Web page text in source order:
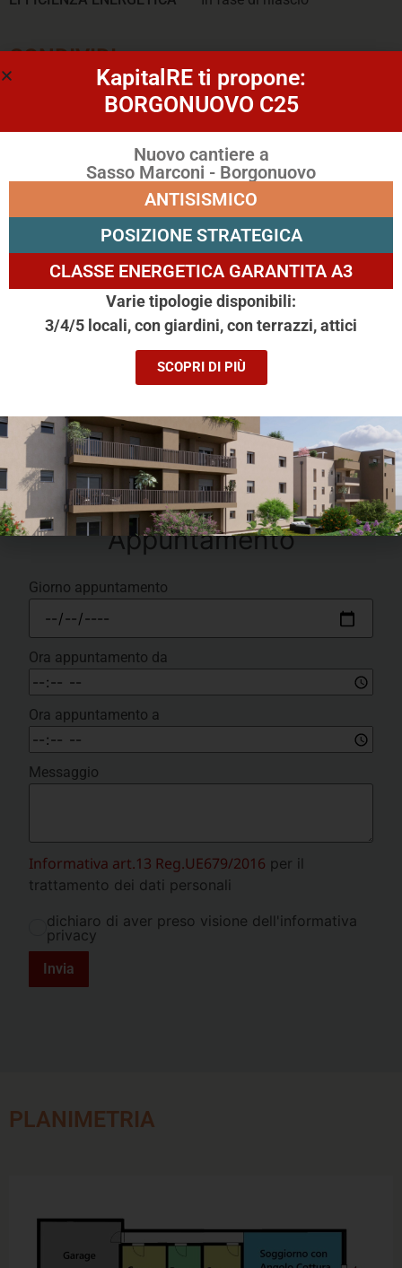
CONDIVIDI
Ti piace questa soluzione?
Prenota subito una visita!
Nome*
Mail *
Appuntamento
Giorno appuntamento
Ora appuntamento da
Ora appuntamento a
Messaggio
Informativa art.13 Reg.UE679/2016 per il
trattamento dei dati personali
dichiaro di aver preso visione dell'informativa
privacy
Invia
PLANIMETRIA
KapitalRE ti propone:
BORGONUOVO C25
Nuovo cantiere a
Sasso Marconi - Borgonuovo
ANTISISMICO
POSIZIONE STRATEGICA
CLASSE ENERGETICA GARANTITA A3
Varie tipologie disponibili:
3/4/5 locali, con giardini, con terrazzi, attici
SCOPRI DI PIÙ